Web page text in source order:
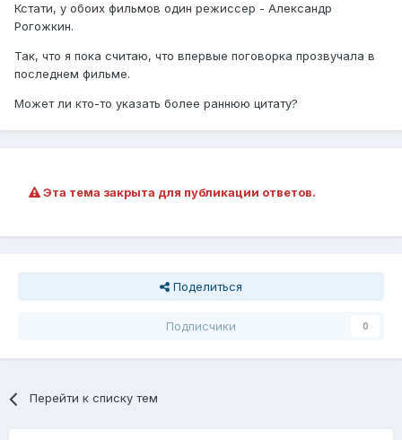
Кстати, у обоих фильмов один режиссер - Александр
Рогожкин.
Так, что я пока считаю, что впервые поговорка прозвучала в
последнем фильме.
Может ли кто-то указать более раннюю цитату?
Эта тема закрыта для публикации ответов.
Поделиться
Подписчики 0
Перейти к списку тем